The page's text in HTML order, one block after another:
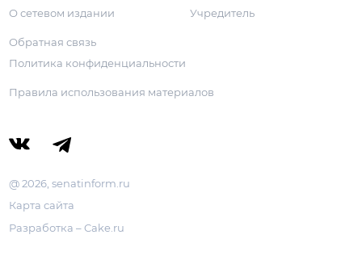
О сетевом издании
Учредитель
Обратная связь
Политика конфиденциальности
Правила использования материалов
@ 2026, senatinform.ru
Карта сайта
Разработка – Cake.ru